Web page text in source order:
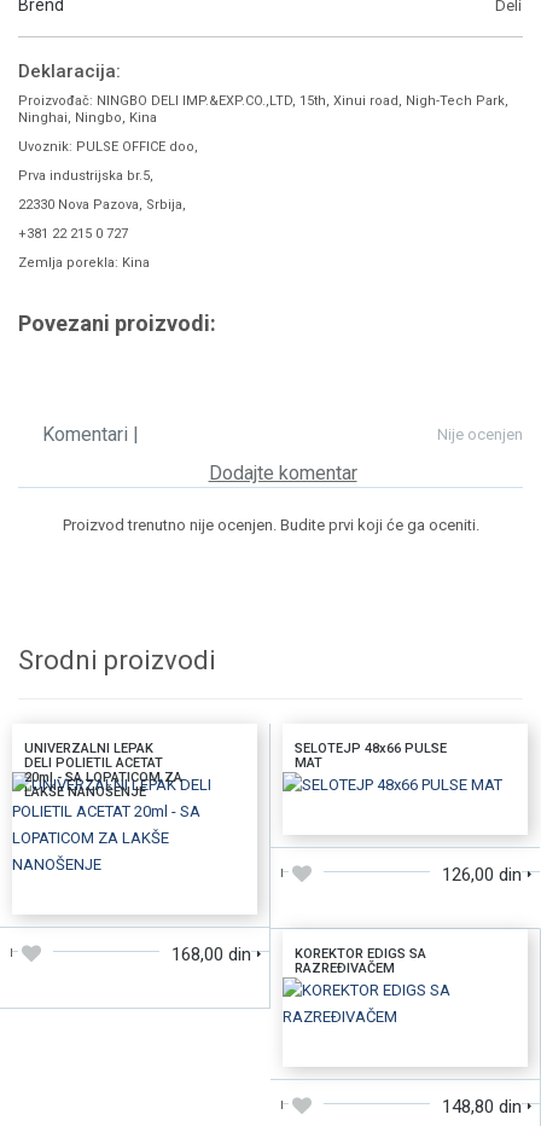
Brend Deli
Deklaracija:
Proizvođač: NINGBO DELI IMP.&EXP.CO.,LTD, 15th, Xinui road, Nigh-Tech Park,
Ninghai, Ningbo, Kina
Uvoznik: PULSE OFFICE doo,
Prva industrijska br.5,
22330 Nova Pazova, Srbija,
+381 22 215 0 727
Zemlja porekla: Kina
Povezani proizvodi:
Nije ocenjen
Komentari |
Dodajte komentar
Proizvod trenutno nije ocenjen. Budite prvi koji će ga oceniti.
Srodni proizvodi
UNIVERZALNI LEPAK
DELI POLIETIL ACETAT
20ml - SA LOPATICOM ZA
LAKŠE NANOŠENJE
168,00 din
SELOTEJP 48x66 PULSE
MAT
126,00 din
KOREKTOR EDIGS SA
RAZREÐIVAČEM
148,80 din